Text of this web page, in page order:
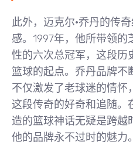
此外，迈克尔·乔丹的传
感。1997年，他所带领
性的六次总冠军，这段历
篮球的起点。乔丹品牌不
不仅激发了老球迷的情怀
这段传奇的好奇和追随。
造的篮球神话无疑是跨越
他的品牌永不过时的魅力。